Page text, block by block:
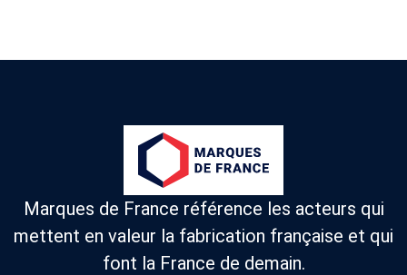
Marques de France référence les acteurs qui
mettent en valeur la fabrication française et qui
font la France de demain.